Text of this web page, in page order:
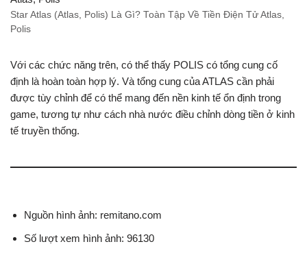
Star Atlas (Atlas, Polis) Là Gì? Toàn Tập Về Tiền Điện Tử Atlas,
Polis
Với các chức năng trên, có thể thấy POLIS có tổng cung cố
định là hoàn toàn hợp lý. Và tổng cung của ATLAS cần phải
được tùy chỉnh để có thể mang đến nền kinh tế ổn định trong
game, tương tự như cách nhà nước điều chỉnh dòng tiền ở kinh
tế truyền thống.
Nguồn hình ảnh: remitano.com
Số lượt xem hình ảnh: 96130